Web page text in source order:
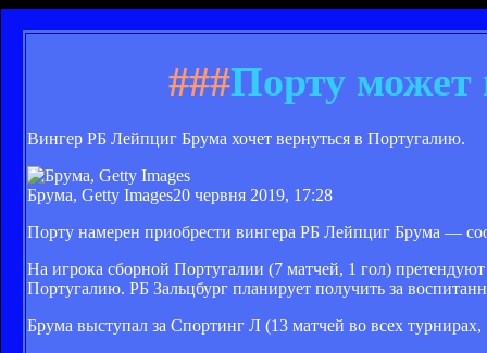
###Порту может
Вингер РБ Лейпциг Брума хочет вернуться в Португалию.
Брума, Getty Images20 червня 2019, 17:28
Порту намерен приобрести вингера РБ Лейпциг Брума —
На игрока сборной Португалии (7 матчей, 1 гол)
Португалию. РБ Зальцбург планирует получить за
Брума выступал за Спортинг Л (13 матчей во всех